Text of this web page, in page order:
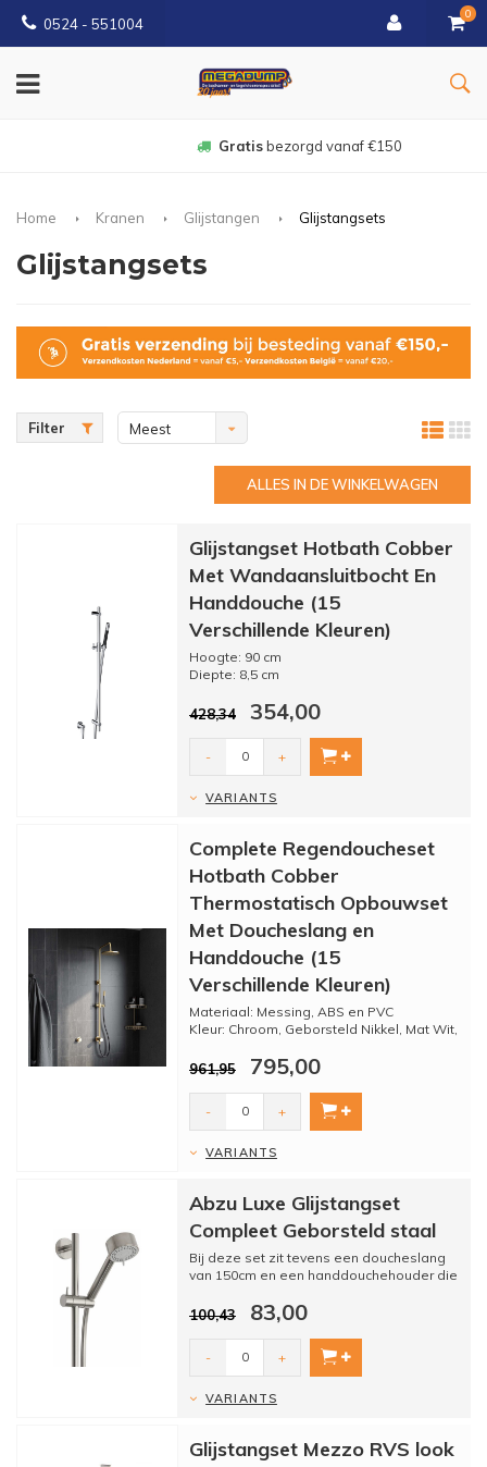
0524 - 551004
0
Gratisbezorgd vanaf €150
Home Kranen Glijstangen Glijstangsets
Glijstangsets
Filter
Meest
ALLES IN DE WINKELWAGEN
Glijstangset Hotbath Cobber
Met Wandaansluitbocht En
Handdouche (15
Verschillende Kleuren)
Hoogte: 90 cm
Diepte: 8,5 cm
Met rozetten: Ja
Fabrieks Garantie: 5 jaar garan...
428,34 354,00
- +
VARIANTS
Complete Regendoucheset
Hotbath Cobber
Thermostatisch Opbouwset
Met Doucheslang en
Handdouche (15
Verschillende Kleuren)
Materiaal: Messing, ABS en PVC
Kleur: Chroom, Geborsteld Nikkel, Mat Wit,
961,95 795,00
- +
VARIANTS
Abzu Luxe Glijstangset
Compleet Geborsteld staal
Bij deze set zit tevens een doucheslang
van 150cm en een handdouchehouder die
100,43 83,00
- +
VARIANTS
Glijstangset Mezzo RVS look